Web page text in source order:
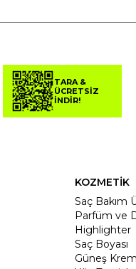
TARA &
ÜCRETSİZ
İNDİR!
KOZMETİK
Saç Bakım
Parfüm ve
Highlighter
Saç Boyası
Güneş